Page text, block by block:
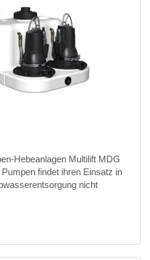
Hebeanlagen Multilift MDG
findet ihren Einsatz in
nicht